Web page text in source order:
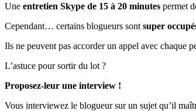
Une entretien Skype de 15 à 20 minutes permet
Cependant… certains blogueurs sont super
Ils ne peuvent pas accorder un appel avec chaque
L’astuce pour sortir du lot ?
Proposez-leur une interview !
Vous interviewez le blogueur sur un sujet qu’il